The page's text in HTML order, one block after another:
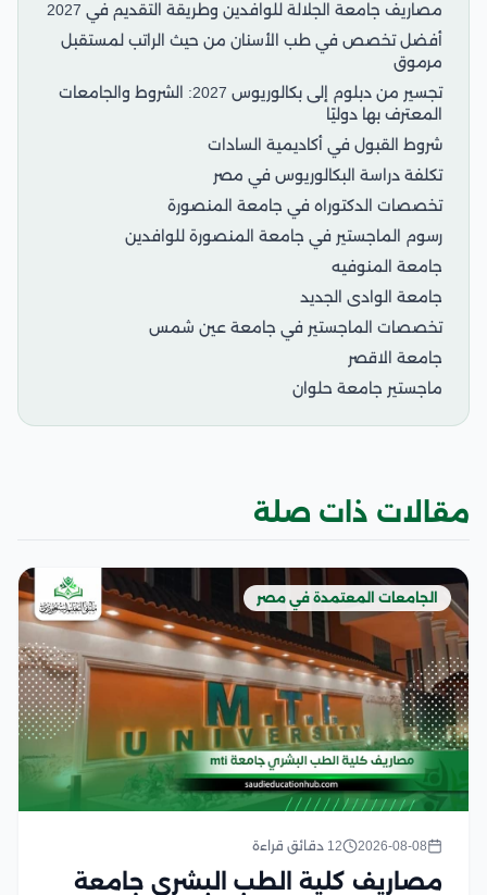
مصاريف جامعة الجلالة للوافدين وطريقة التقديم في 2027
أفضل تخصص في طب الأسنان من حيث الراتب لمستقبل
مرموق
تجسير من دبلوم إلى بكالوريوس 2027: الشروط والجامعات
المعترف بها دوليًا
شروط القبول في أكاديمية السادات
تكلفة دراسة البكالوريوس في مصر
تخصصات الدكتوراه في جامعة المنصورة
رسوم الماجستير في جامعة المنصورة للوافدين
جامعة المنوفيه
جامعة الوادى الجديد
تخصصات الماجستير في جامعة عين شمس
جامعة الاقصر
ماجستير جامعة حلوان
مقالات ذات صلة
الجامعات المعتمدة في مصر
2026-08-08 12 دقائق قراءة
مصاريف كلية الطب البشري جامعة